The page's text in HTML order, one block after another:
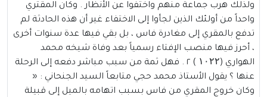
ولذلك هرب جماعة منهم واختفوا عن الأنظار . وكان المقتري
واحداً من أولئك الذين لجأوا إلى الاختفاء غير أن هذه الحادثة لم
تدفع بالمقري إلى مغادرة فاس ، بل بقي فيها عدة سنوات أخرى
، أحرز فيها منصب الإفتاء رسمياً بعد وفاة شيخه محمد
الهواري (۱۰۲۲ ) ٢ . فهل ثمة من سبب مباشر دفعه إلى الرحلة
عنها ؟ يقول الأستاذ محمد حجي متابعاً السيد الجنحاني : «
وكان خروج المقري من فاس بسبب اتهامه بالميل إلى قبيلة